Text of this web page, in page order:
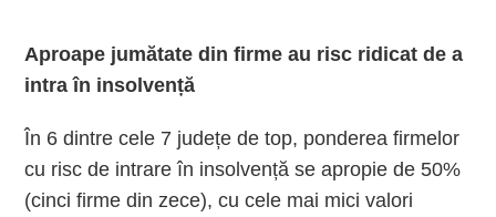
Aproape jumătate din firme au risc ridicat de a
intra în insolvență
În 6 dintre cele 7 județe de top, ponderea firmelor
cu risc de intrare în insolvență se apropie de 50%
(cinci firme din zece), cu cele mai mici valori